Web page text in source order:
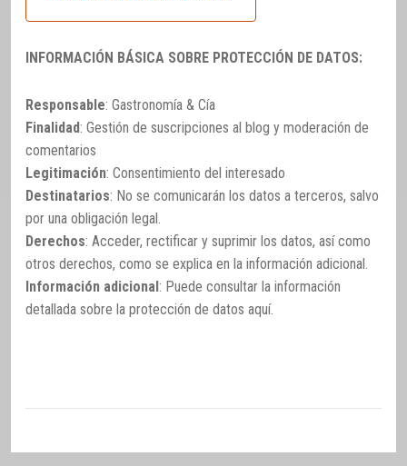
INFORMACIÓN BÁSICA SOBRE PROTECCIÓN DE DATOS:
Responsable: Gastronomía & Cía
Finalidad: Gestión de suscripciones al blog y moderación de
comentarios
Legitimación: Consentimiento del interesado
Destinatarios: No se comunicarán los datos a terceros, salvo
por una obligación legal.
Derechos: Acceder, rectificar y suprimir los datos, así como
otros derechos, como se explica en la información adicional.
Información adicional : Puede consultar la información
detallada sobre la protección de datos aquí.